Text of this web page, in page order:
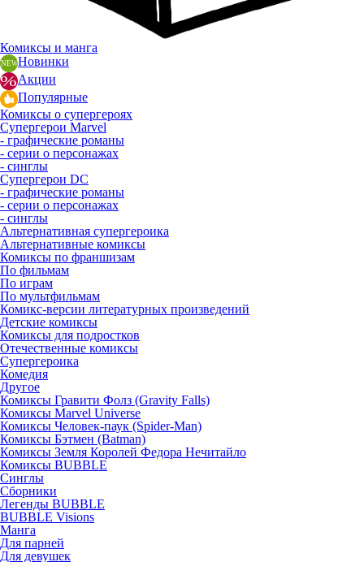
Комиксы и манга
Новинки
Акции
Популярные
Комиксы о супергероях
Супергерои Marvel
- графические романы
- серии о персонажах
- синглы
Супергерои DC
- графические романы
- серии о персонажах
- синглы
Альтернативная супергероика
Альтернативные комиксы
Комиксы по франшизам
По фильмам
По играм
По мультфильмам
Комикс-версии литературных произведений
Детские комиксы
Комиксы для подростков
Отечественные комиксы
Супергероика
Комедия
Другое
Комиксы Гравити Фолз (Gravity Falls)
Комиксы Marvel Universe
Комиксы Человек-паук (Spider-Man)
Комиксы Бэтмен (Batman)
Комиксы Земля Королей Федора Нечитайло
Комиксы BUBBLE
Синглы
Сборники
Легенды BUBBLE
BUBBLE Visions
Манга
Для парней
Для девушек